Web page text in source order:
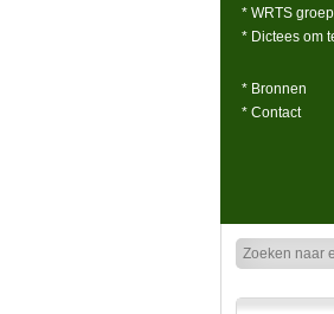
* WRTS
* Dictees om
* Bronnen
* Contact